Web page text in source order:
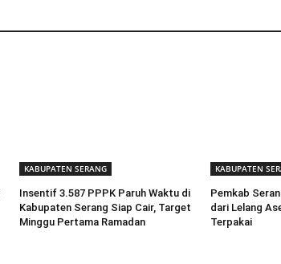
KABUPATEN SERANG
Insentif 3.587 PPPK Paruh Waktu di
Kabupaten Serang Siap Cair, Target
Minggu Pertama Ramadan
KABUPATEN
Pemkab
dari Lelang
Terpakai